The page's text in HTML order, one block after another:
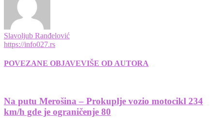
Slavoljub Ranđelović
https://info027.rs
POVEZANE OBJAVEVIŠE OD AUTORA
Na putu Merošina – Prokuplje vozio motocikl 234
km/h gde je ograničenje 80